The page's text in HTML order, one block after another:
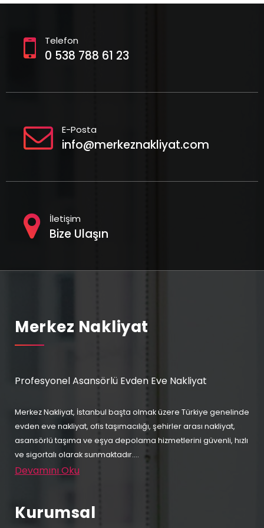
Telefon
0 538 788 61 23
E-Posta
info@merkeznakliyat.com
İletişim
Bize Ulaşın
Merkez Nakliyat
Profesyonel Asansörlü Evden Eve Nakliyat
Merkez Nakliyat, İstanbul başta olmak üzere Türkiye genelinde
evden eve nakliyat, ofis taşımacılığı, şehirler arası nakliyat,
asansörlü taşıma ve eşya depolama hizmetlerini güvenli, hızlı
ve sigortalı olarak sunmaktadır....
Devamını Oku
Kurumsal